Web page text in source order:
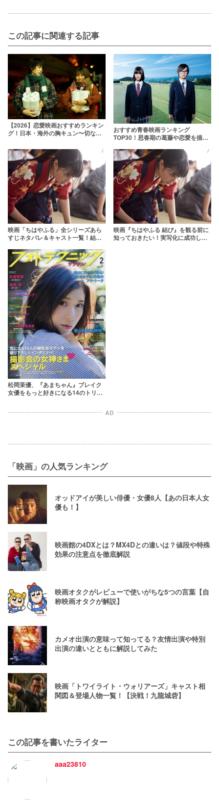
この記事に関連する記事
【2026】恋愛映画おすすめランキン
グ！日本・海外の胸キュン〜切ない
おすすめ青春映画ランキング
TOP30！思春期の葛藤や恋愛を描い
映画「ちはやふる」全シリーズあら
すじネタバレ＆キャスト一覧！結末
映画『ちはやふる 結び』を観る前に
知っておきたい！実写化に成功した
松岡茉優、『あまちゃん』ブレイク
女優をもっと好きになる14のトリビ
AD
「映画」の人気ランキング
オッドアイが美しい俳優・女優8人【あの日本人女
優も！】
映画館の4DXとは？MX4Dとの違いは？値段や特殊
効果の注意点を徹底解説
映画オタクがレビューで使いがちな5つの言葉【自
称映画オタクが解説】
カメオ出演の意味って知ってる？友情出演や特別
出演の違いとともに解説してみた
映画「トワイライト・ウォリアーズ」キャスト相
関図＆登場人物一覧！【決戦！九龍城砦】
この記事を書いたライター
aaa23810